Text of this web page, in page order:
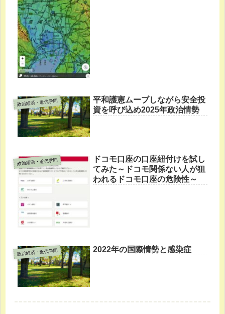
政治経済・近代学問
平和護憲ムーブしながら安全投
資を呼び込め2025年政治情勢
政治経済・近代学問
ドコモ口座の口座紐付けを試し
てみた～ドコモ関係ない人が狙
われるドコモ口座の危険性～
政治経済・近代学問 2022年の国際情勢と感染症